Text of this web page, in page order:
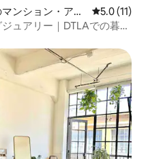
ンション・アパ
レビュー11
5.0 (11)
ュアリー｜DTLAでの暮ら